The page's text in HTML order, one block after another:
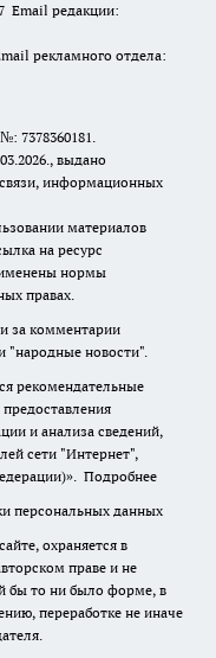
Email редакции:
рекламного отдела:
7378360181.
выдано
информационных
материалов
на ресурс
нормы
правах.
за комментарии
"народные новости".
рекомендательные
и анализа сведений,
сети "Интернет",
Подробнее
персональных данных
охраняется в
праве и не
бы то ни было форме, в
переработке не иначе